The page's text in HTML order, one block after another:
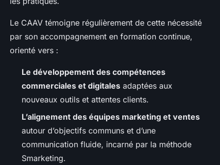
Le CAAV témoigne régulièrement de cette nécessité
par son accompagnement en formation continue,
orienté vers :
Le développement des compétences
commerciales et digitales adaptées aux
nouveaux outils et attentes clients.
L’alignement des équipes marketing et ventes
autour d’objectifs communs et d’une
communication fluide, incarné par la méthode
Smarketing.